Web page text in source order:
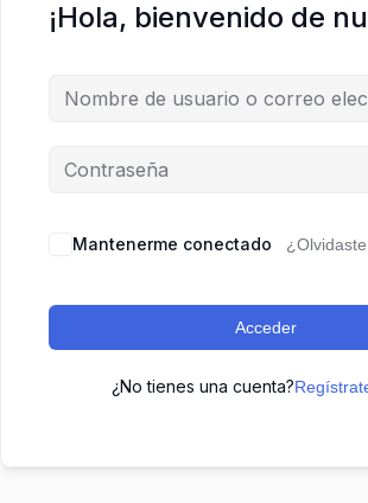
¡Hola, bienvenido de
Mantenerme conectado
Acceder
¿No tienes una cuenta?